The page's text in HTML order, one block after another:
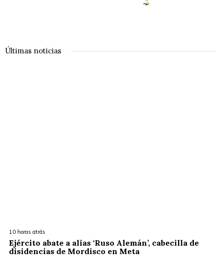
Últimas noticias
10 horas atrás
Ejército abate a alias ‘Ruso Alemán’, cabecilla de
disidencias de Mordisco en Meta